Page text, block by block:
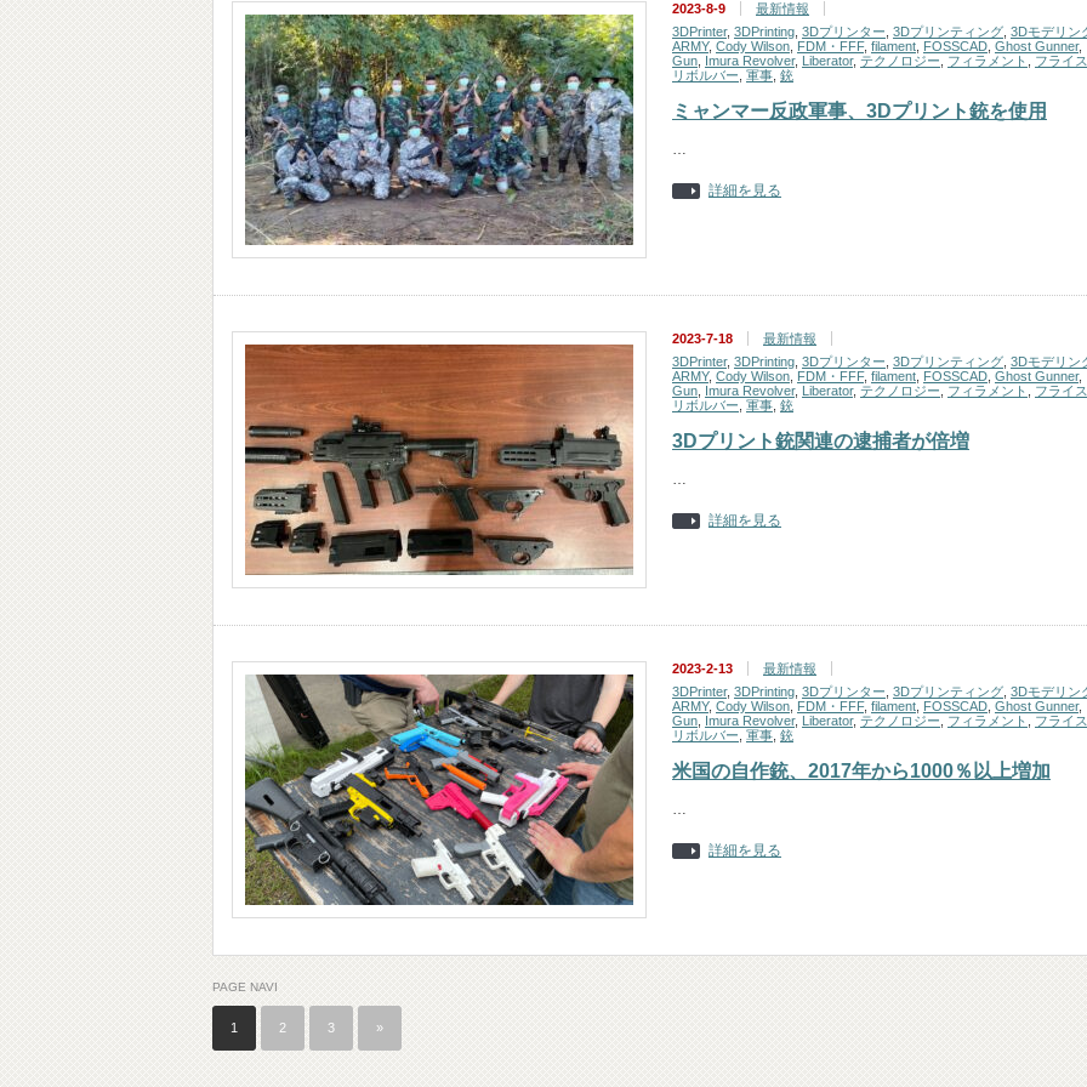
2023-8-9
最新情報
3DPrinter, 3DPrinting 3Dプリンター 3Dプリンティング 3Dモデリン
ARMY, Cody Wilson FDM・FFF, filament FOSSCAD Ghost Gunner,
Gun Imura Revolver, Liberator, テクノロジー フィラメント フライス
リボルバー 軍事 銃
ミャンマー反政軍事、3Dプリント銃を使用
…
詳細を見る
2023-7-18
最新情報
3DPrinter, 3DPrinting 3Dプリンター 3Dプリンティング 3Dモデリン
ARMY, Cody Wilson FDM・FFF, filament FOSSCAD Ghost Gunner,
Gun Imura Revolver, Liberator, テクノロジー フィラメント フライス
リボルバー 軍事 銃
3Dプリント銃関連の逮捕者が倍増
…
詳細を見る
2023-2-13
最新情報
3DPrinter, 3DPrinting 3Dプリンター 3Dプリンティング 3Dモデリン
ARMY, Cody Wilson FDM・FFF, filament FOSSCAD Ghost Gunner,
Gun Imura Revolver, Liberator, テクノロジー フィラメント フライス
リボルバー 軍事 銃
米国の自作銃、2017年から1000％以上増加
…
詳細を見る
PAGE NAVI
1 2 3 »